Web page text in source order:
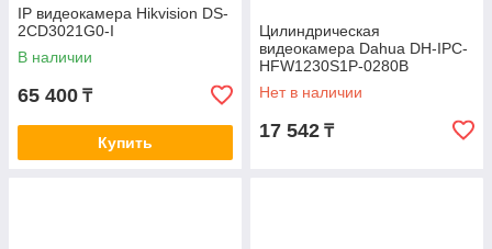
IP видеокамера Hikvision DS-
2CD3021G0-I
В наличии
65 400 ₸
Купить
Цилиндрическая
видеокамера Dahua DH-IPC-
HFW1230S1P-0280B
Нет в наличии
17 542 ₸